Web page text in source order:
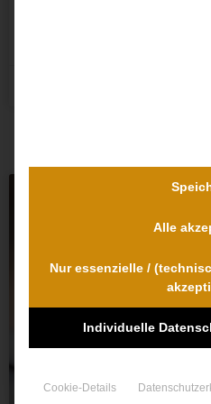
Alle
Nur essenzielle /
Individuelle
Cookie-Details